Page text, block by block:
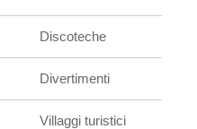
Discoteche
Divertimenti
Villaggi turistici